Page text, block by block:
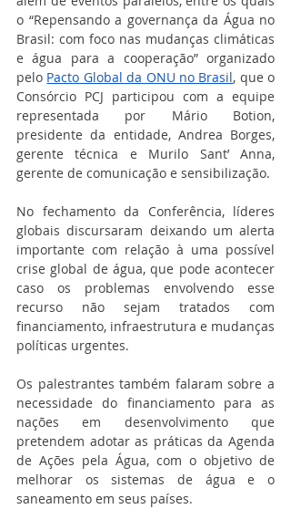
o “Repensando a governança da Água no
Brasil: com foco nas mudanças climáticas
e água para a cooperação” organizado
pelo Pacto Global da ONU no Brasil, que o
Consórcio PCJ participou com a equipe
representada por Mário Botion,
presidente da entidade, Andrea Borges,
gerente técnica e Murilo Sant’ Anna,
gerente de comunicação e sensibilização.
No fechamento da Conferência, líderes
globais discursaram deixando um alerta
importante com relação à uma possível
crise global de água, que pode acontecer
caso os problemas envolvendo esse
recurso não sejam tratados com
financiamento, infraestrutura e mudanças
políticas urgentes.
Os palestrantes também falaram sobre a
necessidade do financiamento para as
nações em desenvolvimento que
pretendem adotar as práticas da Agenda
de Ações pela Água, com o objetivo de
melhorar os sistemas de água e o
saneamento em seus países.